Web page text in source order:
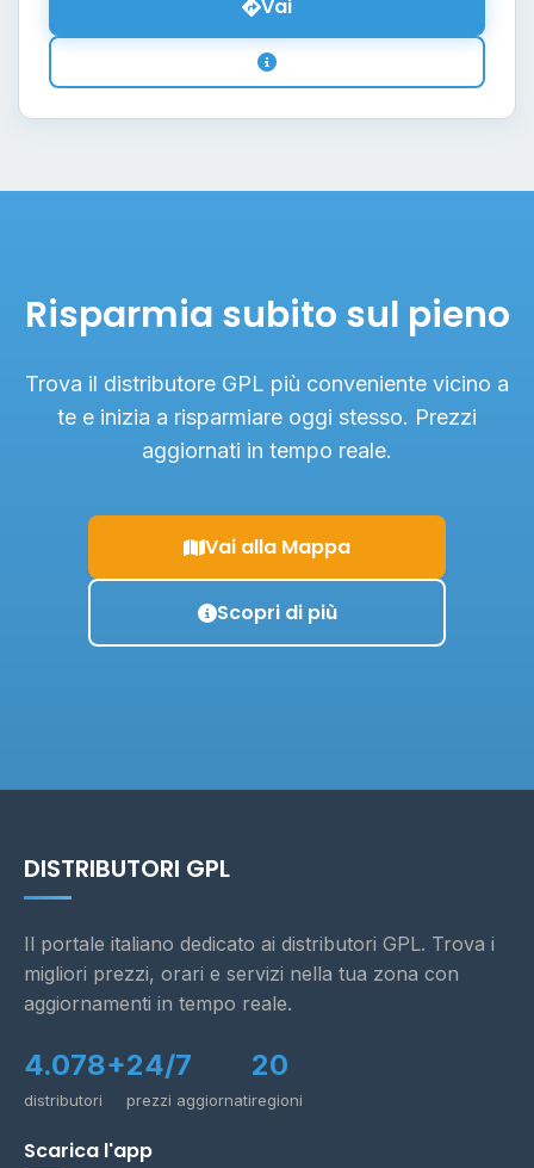
Vai
Risparmia subito sul pieno
Trova il distributore GPL più conveniente vicino a
te e inizia a risparmiare oggi stesso. Prezzi
aggiornati in tempo reale.
Vai alla Mappa
Scopri di più
DISTRIBUTORI GPL
Il portale italiano dedicato ai distributori GPL. Trova i
migliori prezzi, orari e servizi nella tua zona con
aggiornamenti in tempo reale.
4.078+
distributori
24/7
prezzi aggiornati
20
regioni
Scarica l'app